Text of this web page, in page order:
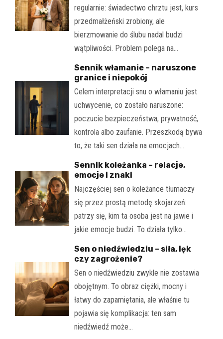
regularnie: świadectwo chrztu jest, kurs
przedmałżeński zrobiony, ale
bierzmowanie do ślubu nadal budzi
wątpliwości. Problem polega na…
Sennik włamanie – naruszone
granice i niepokój
Celem interpretacji snu o włamaniu jest
uchwycenie, co zostało naruszone:
poczucie bezpieczeństwa, prywatność,
kontrola albo zaufanie. Przeszkodą bywa
to, że taki sen działa na emocjach…
Sennik koleżanka – relacje,
emocje i znaki
Najczęściej sen o koleżance tłumaczy
się przez prostą metodę skojarzeń:
patrzy się, kim ta osoba jest na jawie i
jakie emocje budzi. To działa tylko…
Sen o niedźwiedziu – siła, lęk
czy zagrożenie?
Sen o niedźwiedziu zwykle nie zostawia
obojętnym. To obraz ciężki, mocny i
łatwy do zapamiętania, ale właśnie tu
pojawia się komplikacja: ten sam
niedźwiedź może…